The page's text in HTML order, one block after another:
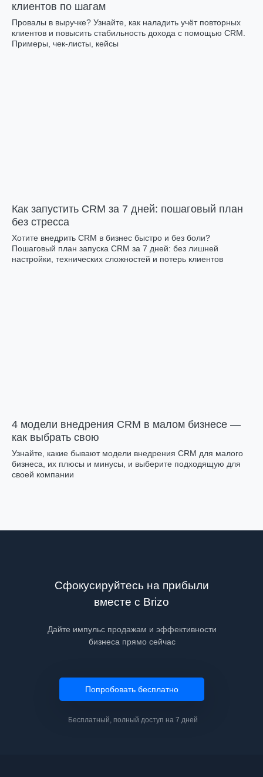
клиентов по шагам
Провалы в выручке? Узнайте, как наладить учёт повторных
клиентов и повысить стабильность дохода с помощью CRM.
Примеры, чек-листы, кейсы
Как запустить CRM за 7 дней: пошаговый план
без стресса
Хотите внедрить CRM в бизнес быстро и без боли?
Пошаговый план запуска CRM за 7 дней: без лишней
настройки, технических сложностей и потерь клиентов
4 модели внедрения CRM в малом бизнесе —
как выбрать свою
Узнайте, какие бывают модели внедрения CRM для малого
бизнеса, их плюсы и минусы, и выберите подходящую для
своей компании
Сфокусируйтесь на прибыли
вместе с Brizo
Дайте импульс продажам и эффективности
бизнеса прямо сейчас
Попробовать бесплатно
Бесплатный, полный доступ на 7 дней